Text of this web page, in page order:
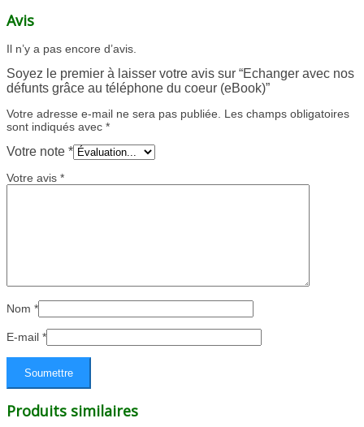
Avis
Il n’y a pas encore d’avis.
Soyez le premier à laisser votre avis sur “Echanger avec nos
défunts grâce au téléphone du coeur (eBook)”
Votre adresse e-mail ne sera pas publiée. Les champs obligatoires
sont indiqués avec *
Votre note *
Votre avis *
Nom *
E-mail *
Produits similaires